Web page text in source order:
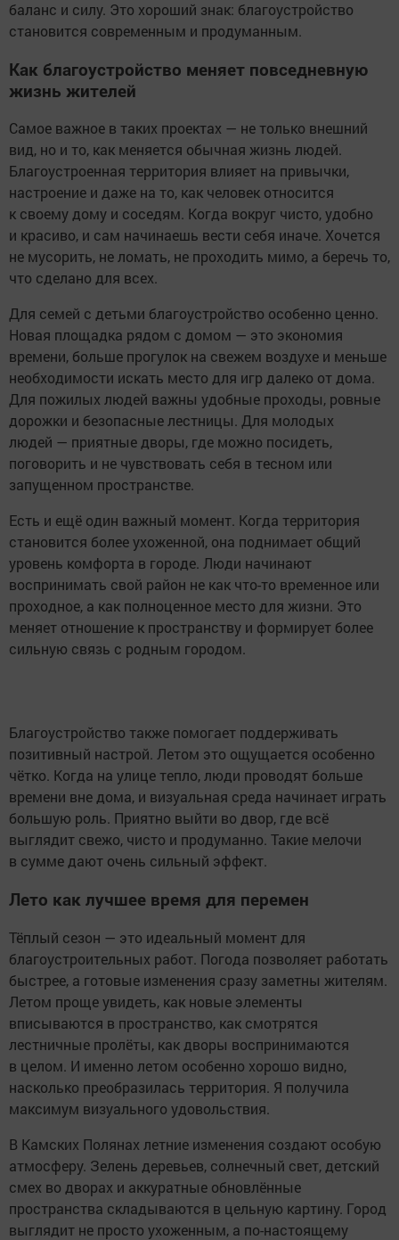
баланс и силу. Это хороший знак: благоустройство
становится современным и продуманным.
Как благоустройство меняет повседневную
жизнь жителей
Самое важное в таких проектах — не только внешний
вид, но и то, как меняется обычная жизнь людей.
Благоустроенная территория влияет на привычки,
настроение и даже на то, как человек относится
к своему дому и соседям. Когда вокруг чисто, удобно
и красиво, и сам начинаешь вести себя иначе. Хочется
не мусорить, не ломать, не проходить мимо, а беречь то,
что сделано для всех.
Для семей с детьми благоустройство особенно ценно.
Новая площадка рядом с домом — это экономия
времени, больше прогулок на свежем воздухе и меньше
необходимости искать место для игр далеко от дома.
Для пожилых людей важны удобные проходы, ровные
дорожки и безопасные лестницы. Для молодых
людей — приятные дворы, где можно посидеть,
поговорить и не чувствовать себя в тесном или
запущенном пространстве.
Есть и ещё один важный момент. Когда территория
становится более ухоженной, она поднимает общий
уровень комфорта в городе. Люди начинают
воспринимать свой район не как что-то временное или
проходное, а как полноценное место для жизни. Это
меняет отношение к пространству и формирует более
сильную связь с родным городом.
Благоустройство также помогает поддерживать
позитивный настрой. Летом это ощущается особенно
чётко. Когда на улице тепло, люди проводят больше
времени вне дома, и визуальная среда начинает играть
большую роль. Приятно выйти во двор, где всё
выглядит свежо, чисто и продуманно. Такие мелочи
в сумме дают очень сильный эффект.
Лето как лучшее время для перемен
Тёплый сезон — это идеальный момент для
благоустроительных работ. Погода позволяет работать
быстрее, а готовые изменения сразу заметны жителям.
Летом проще увидеть, как новые элементы
вписываются в пространство, как смотрятся
лестничные пролёты, как дворы воспринимаются
в целом. И именно летом особенно хорошо видно,
насколько преобразилась территория. Я получила
максимум визуального удовольствия.
В Камских Полянах летние изменения создают особую
атмосферу. Зелень деревьев, солнечный свет, детский
смех во дворах и аккуратные обновлённые
пространства складываются в цельную картину. Город
выглядит не просто ухоженным, а по-настоящему